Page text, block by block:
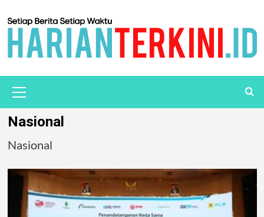
Nasional
Nasional